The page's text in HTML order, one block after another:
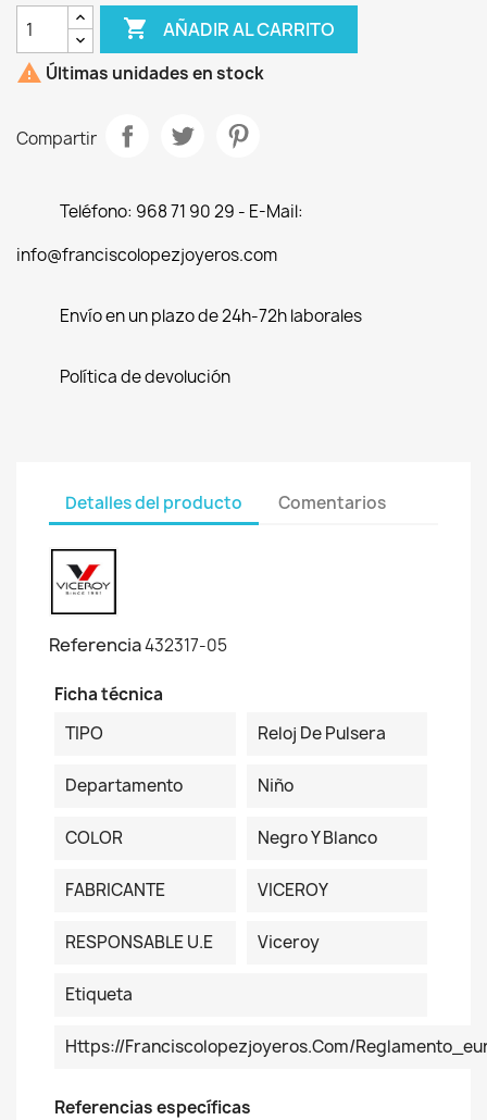
 AÑADIR AL CARRITO
 Últimas unidades en stock
Compartir
Teléfono: 968 71 90 29 - E-Mail:
info@franciscolopezjoyeros.com
Envío en un plazo de 24h-72h laborales
Política de devolución
Detalles del producto Comentarios
Referencia432317-05
Ficha técnica
TIPO
Reloj De Pulsera
Departamento Niño
COLOR Negro Y Blanco
FABRICANTE VICEROY
RESPONSABLE U.E Viceroy
Etiqueta
Https://franciscolopezjoyeros.com/
Referencias específicas